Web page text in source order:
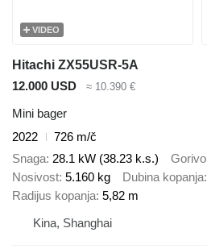
VIDEO
Hitachi ZX55USR-5A
12.000 USD
≈ 10.390 €
Mini bager
2022
726 m/č
Snaga 28.1 kW (38.23 k.s.) Gorivo
Nosivost 5.160 kg Dubina kopanja
Radijus kopanja 5,82 m
Kina, Shanghai